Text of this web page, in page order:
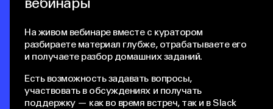
вебинары
На живом вебинаре вместе с куратором
разбираете материал глубже, отрабатываете его
и получаете разбор домашних заданий.
Есть возможность задавать вопросы,
участвовать в обсуждениях и получать
поддержку — как во время встреч, так и в Slack